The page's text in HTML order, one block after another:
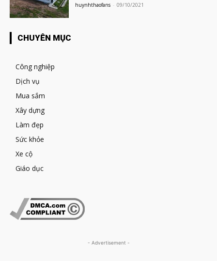
huynhthaofans - 09/10/2021
CHUYÊN MỤC
Công nghiệp
Dịch vụ
Mua sắm
Xây dựng
Làm đẹp
Sức khỏe
Xe cộ
Giáo dục
- Advertisement -